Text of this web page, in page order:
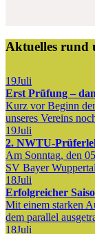
Aktuelles rund
19Juli
Erst Prüfung –
Kurz vor Beginn
unseres Vereins
19Juli
2. NWTU-
Am Sonntag, den
SV Bayer
18Juli
Erfolgreicher
Mit einem starken
dem parallel
18Juli